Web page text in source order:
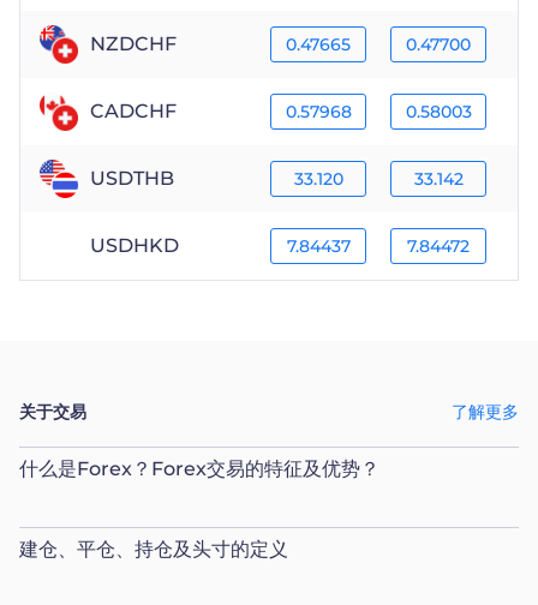
NZDCHF 0.47665 0.47700
CADCHF 0.57968 0.58003
USDTHB 33.120 33.142
USDHKD 7.84437 7.84472
关于交易 了解更多
什么是Forex？Forex交易的特征及优势？
建仓、平仓、持仓及头寸的定义